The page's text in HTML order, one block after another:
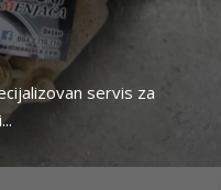
servis za